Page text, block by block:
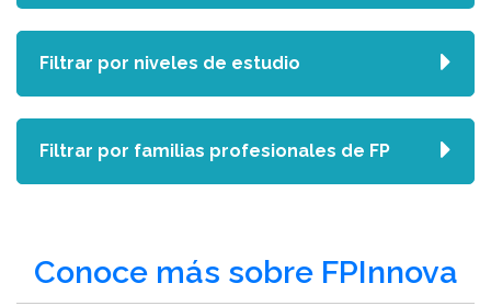
Conoce más sobre FPInnova
Filtrar por niveles de estudio
Filtrar por familias profesionales de FP